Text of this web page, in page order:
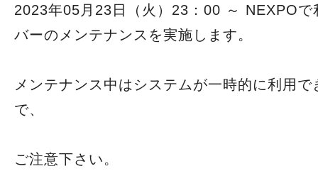
更新情報
活用事例
お申込み書類
2023年05月23日（火）23：00 ～ NEXPOで
バーのメンテナンスを実施します。
メンテナンス中はシステムが一時的に利用
で、
ご注意下さい。